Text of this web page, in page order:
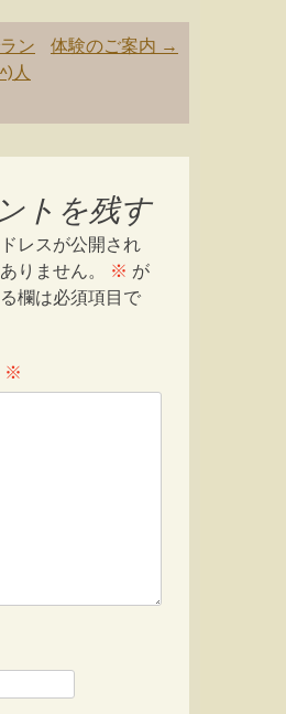
ン
人
体験のご案内 →
トを残す
レスが公開され
りません。
※ が
欄は必須項目で
※